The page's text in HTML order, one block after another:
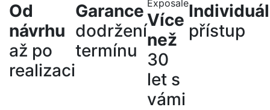
Od
návrhu
až po
realizaci
Garance
dodržení
termínu
Více
než
30
let s
vámi
přístup